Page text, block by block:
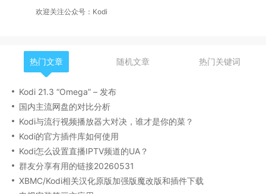
欢迎关注公众号：Kodi
热门文章 随机文章 热门关键词
Kodi 21.3 “Omega” – 发布
国内主流网盘的对比分析
Kodi与流行视频播放器大对决，谁才是你的菜？
Kodi的官方插件库如何使用
Kodi怎么设置直播IPTV频道的UA？
群友分享有用的链接20260531
XBMC/Kodi相关汉化原版加强版魔改版和插件下载